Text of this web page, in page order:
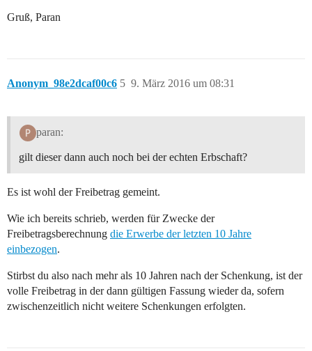
Gruß, Paran
Anonym_98e2dcaf00c6 9. März 2016 um 08:31
5
paran:
gilt dieser dann auch noch bei der echten Erbschaft?
Es ist wohl der Freibetrag gemeint.
Wie ich bereits schrieb, werden für Zwecke der
Freibetragsberechnung die Erwerbe der letzten 10 Jahre
einbezogen.
Stirbst du also nach mehr als 10 Jahren nach der Schenkung, ist der
volle Freibetrag in der dann gültigen Fassung wieder da, sofern
zwischenzeitlich nicht weitere Schenkungen erfolgten.